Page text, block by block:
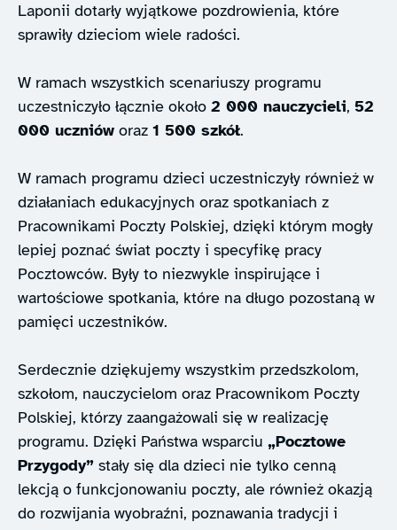
Laponii dotarły wyjątkowe pozdrowienia, które
sprawiły dzieciom wiele radości.
W ramach wszystkich scenariuszy programu
uczestniczyło łącznie około 2 000 nauczycieli, 52
000 uczniów oraz 1 500 szkół.
W ramach programu dzieci uczestniczyły również w
działaniach edukacyjnych oraz spotkaniach z
Pracownikami Poczty Polskiej, dzięki którym mogły
lepiej poznać świat poczty i specyfikę pracy
Pocztowców. Były to niezwykle inspirujące i
wartościowe spotkania, które na długo pozostaną w
pamięci uczestników.
Serdecznie dziękujemy wszystkim przedszkolom,
szkołom, nauczycielom oraz Pracownikom Poczty
Polskiej, którzy zaangażowali się w realizację
programu. Dzięki Państwa wsparciu „Pocztowe
Przygody” stały się dla dzieci nie tylko cenną
lekcją o funkcjonowaniu poczty, ale również okazją
do rozwijania wyobraźni, poznawania tradycji i